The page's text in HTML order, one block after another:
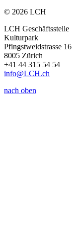
© 2026 LCH
LCH Geschäftsstelle
Kulturpark
Pfingstweidstrasse 16
8005 Zürich
+41 44 315 54 54
info@LCH.ch
nach oben